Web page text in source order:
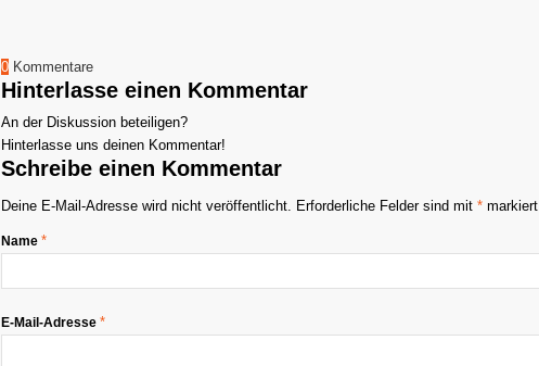
0 Kommentare
Hinterlasse einen Kommentar
An der Diskussion beteiligen?
Hinterlasse uns deinen Kommentar!
Schreibe einen Kommentar
Deine E-Mail-Adresse wird nicht veröffentlicht. Erforderliche Felder sind mit * markiert
Name *
E-Mail-Adresse *